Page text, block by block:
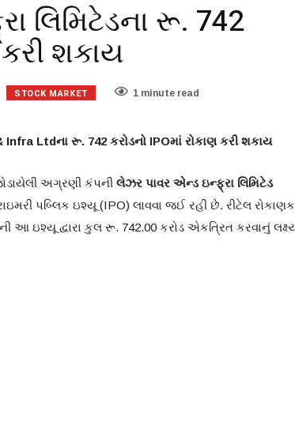
લિમિટેડના રૂ. 742
કરી શકાય
STOCK MARKET 1 minute read
Ltdના રૂ. 742 કરોડનો IPOમાં રોકાણ કરી શકાય
અગ્રણી કંપની લેઝર પાવર એન્ડ ઇન્ફ્રા લિમિટેડ
પબ્લિક ઇશ્યૂ (IPO) લાવવા જઈ રહી છે. રીટેલ
આ ઇશ્યૂ દ્વારા કુલ રૂ. 742.00 કરોડ એકત્રિત કરવાનું